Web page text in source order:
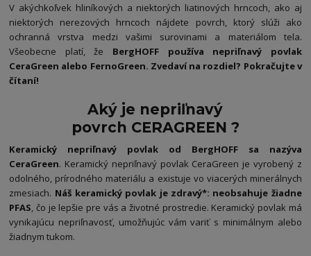
V akýchkoľvek hliníkových a niektorých liatinových hrncoch, ako aj
niektorých nerezových hrncoch nájdete povrch, ktorý slúži ako
ochranná vrstva medzi vašimi surovinami a materiálom tela.
Všeobecne platí, že BergHOFF používa nepriľnavý povlak
CeraGreen alebo FernoGreen. Zvedaví na rozdiel? Pokračujte v
čítaní!
Aký je nepriľnavý
povrch CERAGREEN ?
Keramický nepriľnavý povlak od BergHOFF sa nazýva
CeraGreen. Keramický nepriľnavý povlak CeraGreen je vyrobený z
odolného, prírodného materiálu a existuje vo viacerých minerálnych
zmesiach. Náš keramický povlak je zdravý*: neobsahuje žiadne
PFAS, čo je lepšie pre vás a životné prostredie. Keramický povlak má
vynikajúcu nepriľnavosť, umožňujúc vám variť s minimálnym alebo
žiadnym tukom.